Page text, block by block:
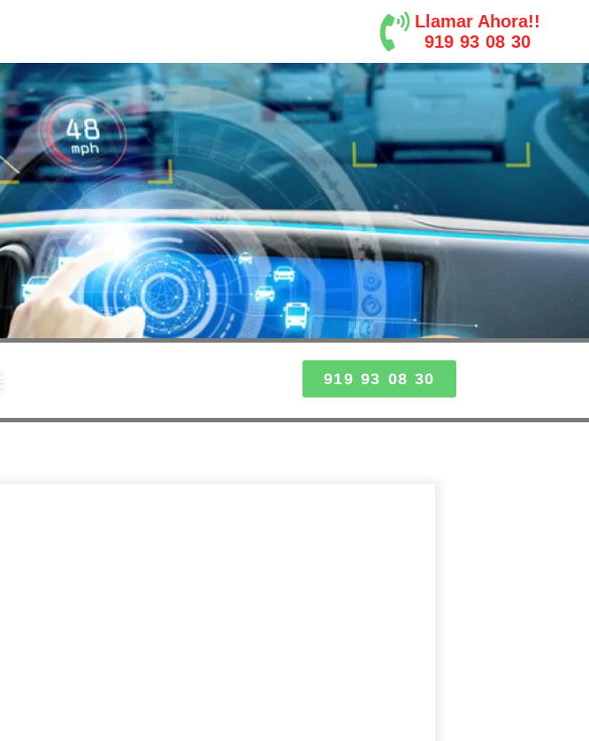
Llamar Ahora!!
919 93 08 30
919 93 08 30